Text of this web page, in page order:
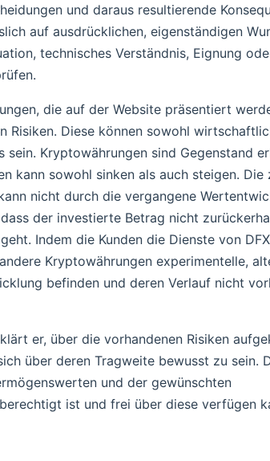
und daraus resultierende
auf ausdrücklichen, eigenständigen
technisches Verständnis, Eignung
die auf der Website präsentiert
Risiken. Diese können sowohl
sein. Kryptowährungen sind Gegenstand
kann sowohl sinken als auch steigen. Die
nicht durch die vergangene
der investierte Betrag nicht
Indem die Kunden die Dienste von
Kryptowährungen experimentelle,
befinden und deren Verlauf nicht
er, über die vorhandenen Risiken
über deren Tragweite bewusst zu sein.
und der gewünschten
ist und frei über diese verfügen